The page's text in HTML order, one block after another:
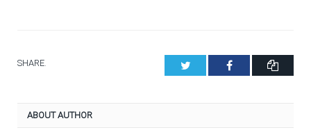
SHARE. Twitter Facebook 클
ABOUT AUTHOR